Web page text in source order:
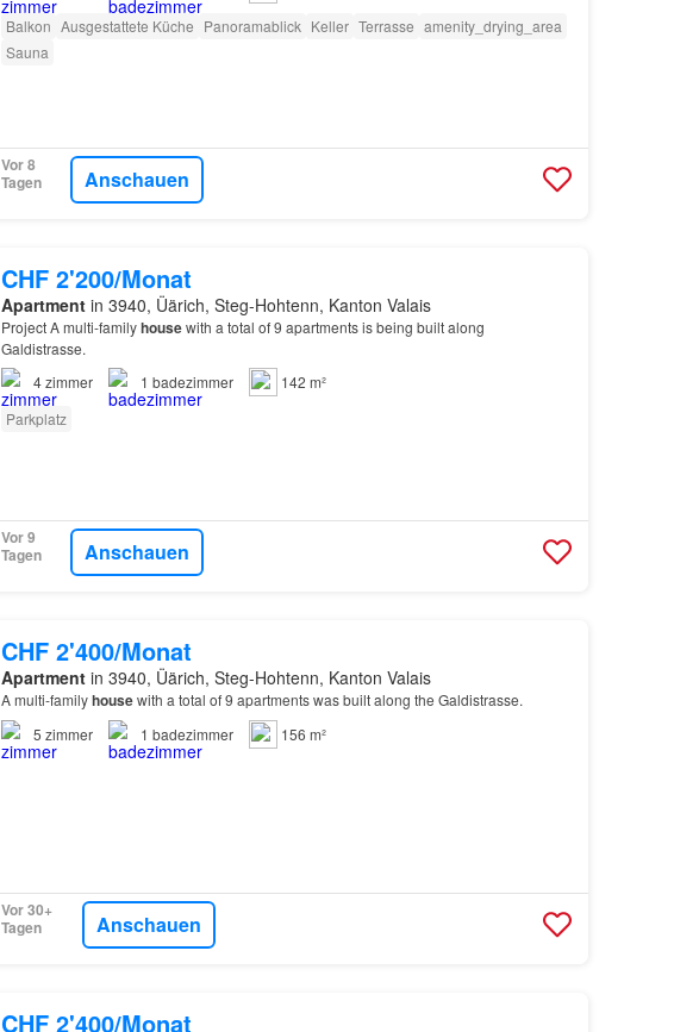
Balkon Ausgestattete Küche Panoramablick Keller Terrasse amenity_drying_area
Sauna
Vor 8
Tagen
Anschauen
CHF 2'200/Monat
Apartmentin 3940, Üärich, Steg-Hohtenn, Kanton Valais
Project A multi-familyhousewith a total of 9 apartments is being built along
Galdistrasse.
4zimmer 1 badezimmer
142 m²
Parkplatz
Vor 9
Tagen
Anschauen
CHF 2'400/Monat
Apartmentin 3940, Üärich, Steg-Hohtenn, Kanton Valais
A multi-familyhousewith a total of 9 apartments was built along the Galdistrasse.
5 zimmer 1 badezimmer 156 m²
Vor 30+
Tagen
Anschauen
CHF 2'400/Monat